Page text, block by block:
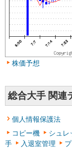
株価予想
総合大手 関連
個人情報保護法
コピー機
シュレ
手
入退室管理